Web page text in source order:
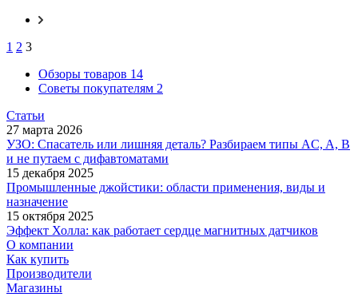
1 2 3
Обзоры товаров 14
Советы покупателям 2
Статьи
27 марта 2026
УЗО: Спасатель или лишняя деталь? Разбираем типы AC, A, B
и не путаем с дифавтоматами
15 декабря 2025
Промышленные джойстики: области применения, виды и
назначение
15 октября 2025
Эффект Холла: как работает сердце магнитных датчиков
О компании
Как купить
Производители
Магазины